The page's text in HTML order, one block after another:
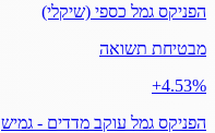
הפניקס גמל כספי (שיקלי)
מבטיחת תשואה
‎+4.53%
הפניקס גמל עוקב מדדים - גמיש